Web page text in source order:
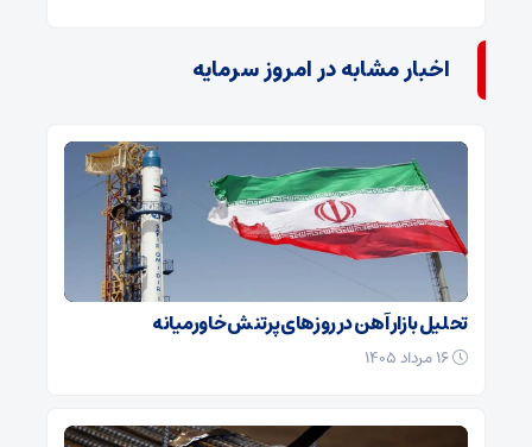
اخبار مشابه در امروز سرمایه
تحلیل بازار آهن در روزهای پرتنش خاورمیانه